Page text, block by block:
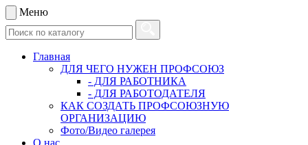
Меню
Главная
ДЛЯ ЧЕГО НУЖЕН ПРОФСОЮЗ
- ДЛЯ РАБОТНИКА
- ДЛЯ РАБОТОДАТЕЛЯ
КАК СОЗДАТЬ ПРОФСОЮЗНУЮ
ОРГАНИЗАЦИЮ
Фото/Видео галерея
О нас